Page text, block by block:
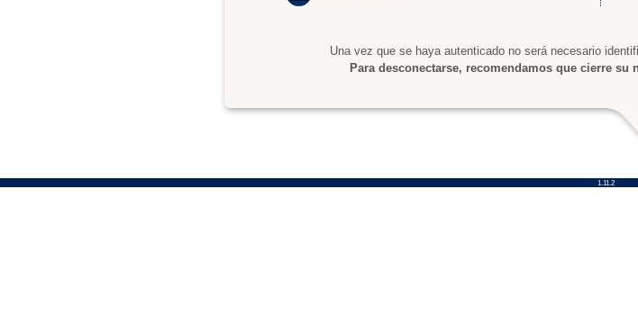
Una vez que se haya autenticado no será necesario
Para desconectarse, recomendamos que cierre su
1.11.2